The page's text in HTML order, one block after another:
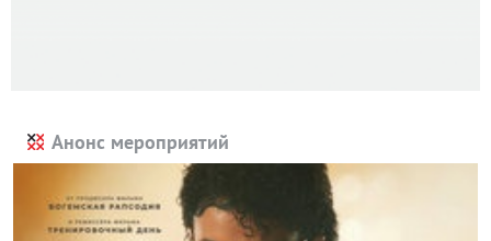
Анонс мероприятий